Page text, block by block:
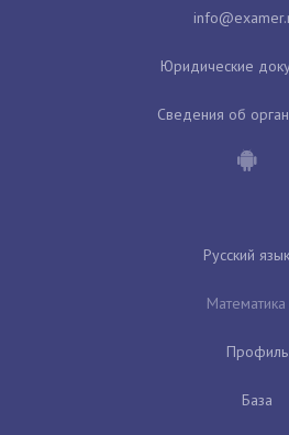
Юридические
Сведения об
Русский язык
Математика
Профиль
База